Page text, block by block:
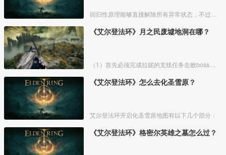
《艾尔登法环》月之民废墟地洞在哪？
《艾尔登法环》怎么去化圣雪原？
艾尔登法环开启化圣雪原地图有以下几个部分：
《艾尔登法环》格密尔英雄之墓怎么过？